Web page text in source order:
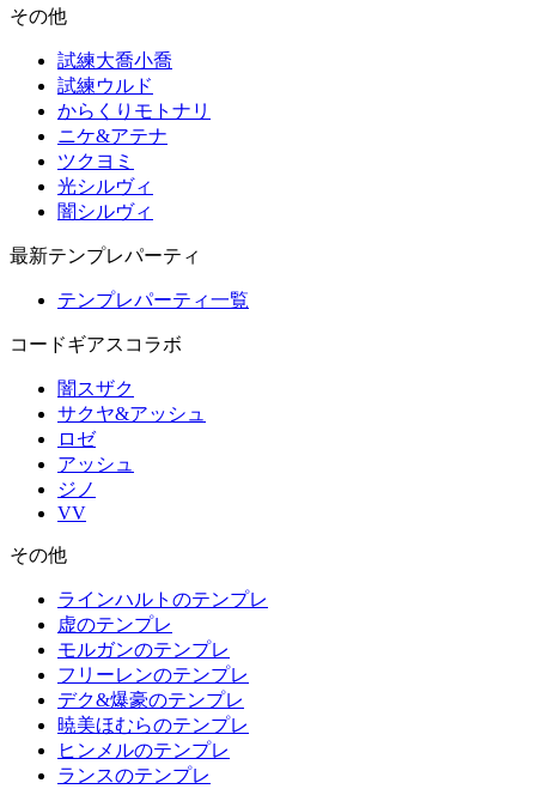
その他
試練大喬小喬
試練ウルド
からくりモトナリ
ニケ&アテナ
ツクヨミ
光シルヴィ
闇シルヴィ
最新テンプレパーティ
テンプレパーティ一覧
コードギアスコラボ
闇スザク
サクヤ&アッシュ
ロゼ
アッシュ
ジノ
VV
その他
ラインハルトのテンプレ
虚のテンプレ
モルガンのテンプレ
フリーレンのテンプレ
デク&爆豪のテンプレ
暁美ほむらのテンプレ
ヒンメルのテンプレ
ランスのテンプレ